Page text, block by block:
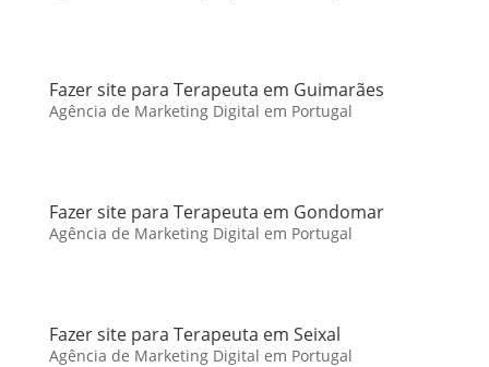
Fazer site para Terapeuta em Guimarães
Agência de Marketing Digital em Portugal
Fazer site para Terapeuta em Gondomar
Agência de Marketing Digital em Portugal
Fazer site para Terapeuta em Seixal
Agência de Marketing Digital em Portugal